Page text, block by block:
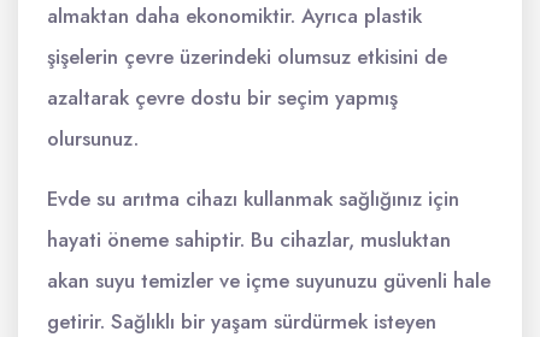
almaktan daha ekonomiktir. Ayrıca plastik
şişelerin çevre üzerindeki olumsuz etkisini de
azaltarak çevre dostu bir seçim yapmış
olursunuz.
Evde su arıtma cihazı kullanmak sağlığınız için
hayati öneme sahiptir. Bu cihazlar, musluktan
akan suyu temizler ve içme suyunuzu güvenli hale
getirir. Sağlıklı bir yaşam sürdürmek isteyen